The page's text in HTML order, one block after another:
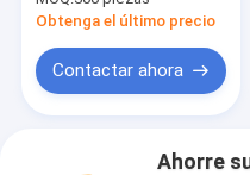
Obtenga el último precio
Contactar ahora
Ahorre